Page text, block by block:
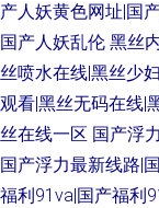
产人妖黄色网址|国
国产人妖乱伦 黑丝
丝喷水在线|黑丝少
观看|黑丝无码在线|
丝在线一区 国产浮
国产浮力最新线路|
福利91va|国产福利